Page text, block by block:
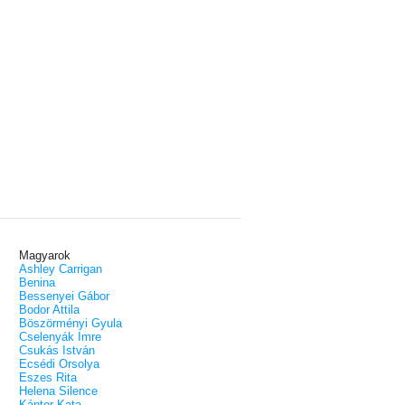
Magyarok
Ashley Carrigan
Benina
Bessenyei Gábor
Bodor Attila
Böszörményi Gyula
Cselenyák Imre
Csukás István
Ecsédi Orsolya
Eszes Rita
Helena Silence